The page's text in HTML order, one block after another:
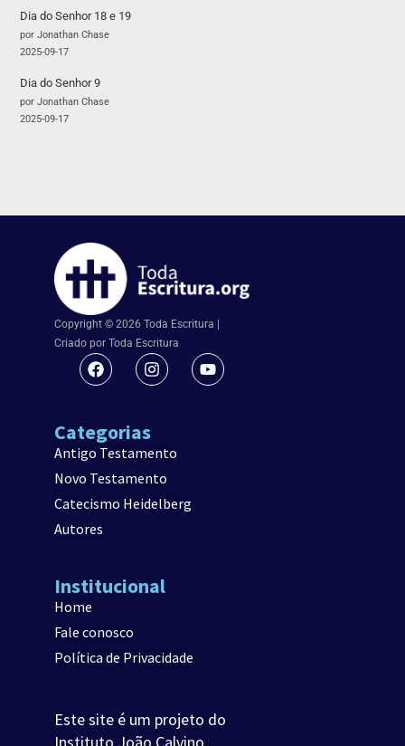
Dia do Senhor 18 e 19
por Jonathan Chase
2025-09-17
Dia do Senhor 9
por Jonathan Chase
2025-09-17
Copyright © 2026 Toda Escritura |
Criado por Toda Escritura
Categorias
Antigo Testamento
Novo Testamento
Catecismo Heidelberg
Autores
Institucional
Home
Fale conosco
Política de Privacidade
Este site é um projeto do